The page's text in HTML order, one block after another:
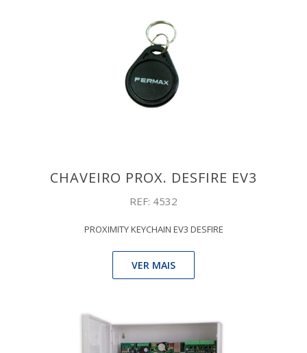
CHAVEIRO PROX. DESFIRE EV3
REF: 4532
PROXIMITY KEYCHAIN EV3 DESFIRE
VER MAIS